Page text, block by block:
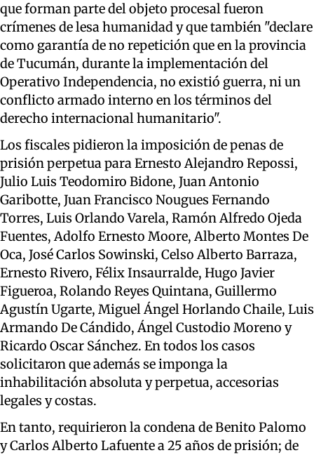
que forman parte del objeto procesal fueron
crímenes de lesa humanidad y que también "declare
como garantía de no repetición que en la provincia
de Tucumán, durante la implementación del
Operativo Independencia, no existió guerra, ni un
conflicto armado interno en los términos del
derecho internacional humanitario".
Los fiscales pidieron la imposición de penas de
prisión perpetua para Ernesto Alejandro Repossi,
Julio Luis Teodomiro Bidone, Juan Antonio
Garibotte, Juan Francisco Nougues Fernando
Torres, Luis Orlando Varela, Ramón Alfredo Ojeda
Fuentes, Adolfo Ernesto Moore, Alberto Montes De
Oca, José Carlos Sowinski, Celso Alberto Barraza,
Ernesto Rivero, Félix Insaurralde, Hugo Javier
Figueroa, Rolando Reyes Quintana, Guillermo
Agustín Ugarte, Miguel Ángel Horlando Chaile, Luis
Armando De Cándido, Ángel Custodio Moreno y
Ricardo Oscar Sánchez. En todos los casos
solicitaron que además se imponga la
inhabilitación absoluta y perpetua, accesorias
legales y costas.
En tanto, requirieron la condena de Benito Palomo
y Carlos Alberto Lafuente a 25 años de prisión; de